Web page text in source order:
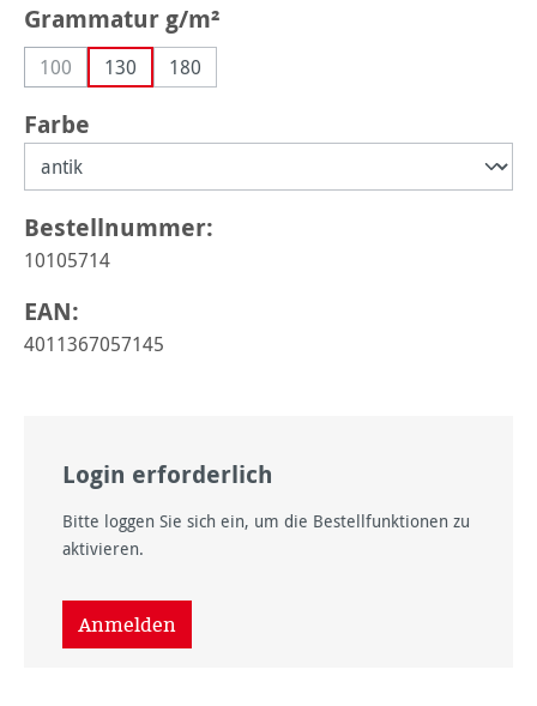
Grammatur g/m²
100(Diese Option ist zurzeit nicht verfügbar.)
130 180
Farbe
Bestellnummer:
10105714
EAN:
4011367057145
Login erforderlich
Bitte loggen Sie sich ein, um die Bestellfunktionen zu
aktivieren.
Anmelden